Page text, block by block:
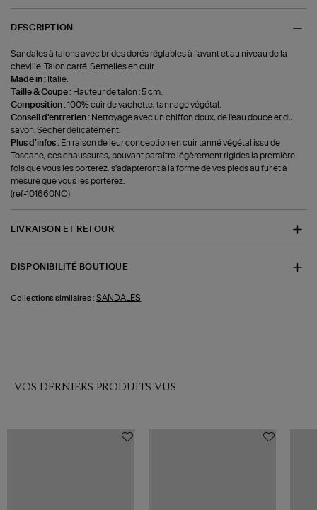
DESCRIPTION
Sandales à talons avec brides dorés réglables à l'avant et au niveau de la
cheville. Talon carré. Semelles en cuir.
Made in : Italie.
Taille & Coupe : Hauteur de talon : 5 cm.
Composition :100% cuir de vachette, tannage végétal.
Conseil d'entretien : Nettoyage avec un chiffon doux, de l'eau douce et du
savon. Sécher délicatement.
Plus d'infos : En raison de leur conception en cuir tanné végétal issu de
Toscane, ces chaussures, pouvant paraître légèrement rigides la première
fois que vous les porterez, s'adapteront à la forme de vos pieds au fur et à
mesure que vous les porterez.
(ref-101660NO)
LIVRAISON ET RETOUR
DISPONIBILITÉ BOUTIQUE
Collections similaires : SANDALES
VOS DERNIERS PRODUITS VUS